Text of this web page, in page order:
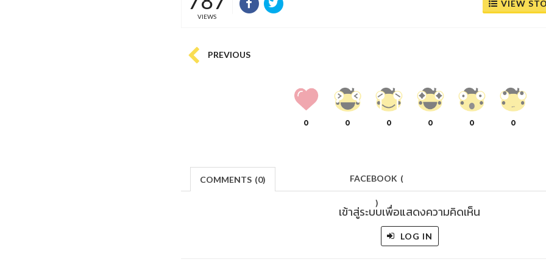
VIEWS
VIEW
PREVIOUS
0 0 0 0 0 0
COMMENTS (0) FACEBOOK (
)
เข้าสู่ระบบเพื่อแสดงความคิดเห็น
LOG IN